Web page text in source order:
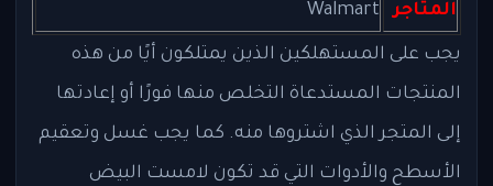
المتاجر
Walmart
يجب على المستهلكين الذين يمتلكون أيًا من هذه
المنتجات المستدعاة التخلص منها فورًا أو إعادتها
إلى المتجر الذي اشتروها منه. كما يجب غسل وتعقيم
الأسطح والأدوات التي قد تكون لامست البيض